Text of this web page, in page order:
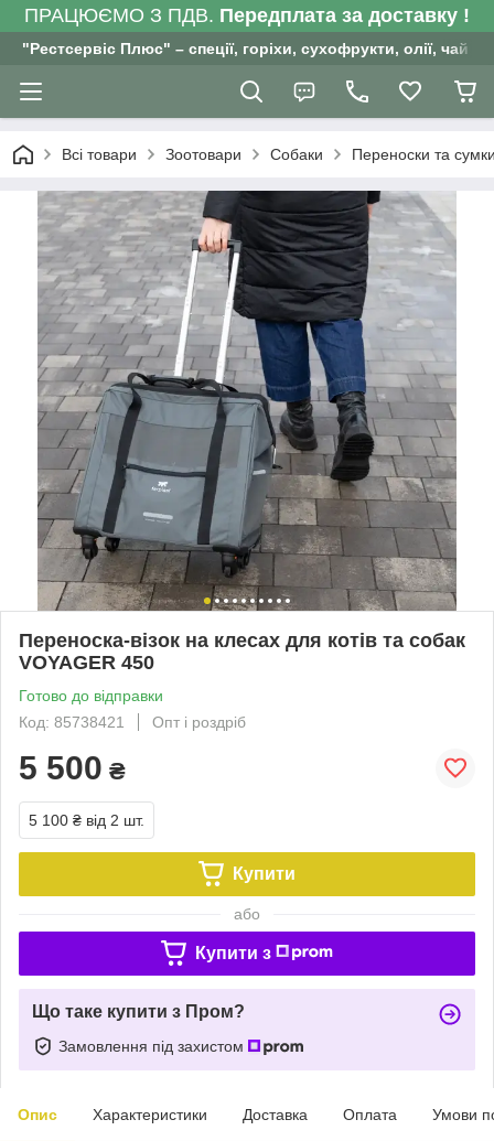
ПРАЦЮЄМО З ПДВ. Передплата за доставку !
"Рестсервіс Плюс" – спеції, горіхи, сухофрукти, олії, чай ,
Всі товари Зоотовари Собаки Переноски та
Переноска-візок на клесах для котів та собак
VOYAGER 450
Готово до відправки
Код: 85738421
Опт і роздріб
5 500 ₴
5 100 ₴ від 2 шт.
Купити
або
Купити з
Що таке купити з Пром?
Замовлення під захистом
Опис Характеристики Доставка Оплата Умови